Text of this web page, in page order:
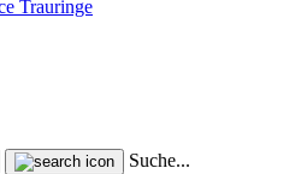
Trauringe
Suche...